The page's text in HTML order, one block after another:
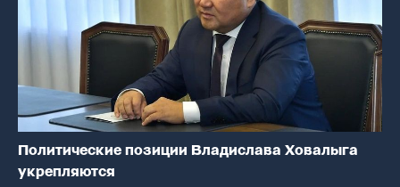
Политические позиции Владислава Ховалыга
укрепляются